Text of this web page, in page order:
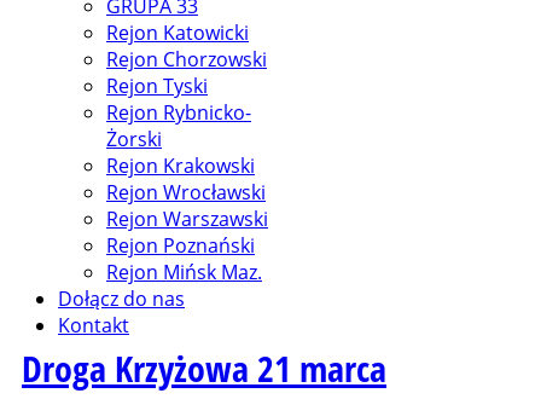
GRUPA 33
Rejon Katowicki
Rejon Chorzowski
Rejon Tyski
Rejon Rybnicko-
Żorski
Rejon Krakowski
Rejon Wrocławski
Rejon Warszawski
Rejon Poznański
Rejon Mińsk Maz.
Dołącz do nas
Kontakt
Droga Krzyżowa 21 marca